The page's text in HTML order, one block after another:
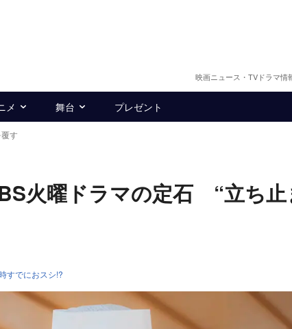
映画ニュース・TVドラマ情
メ 舞台 プレゼント
す
火曜ドラマの定石 “立ち止
すでにおスシ!?